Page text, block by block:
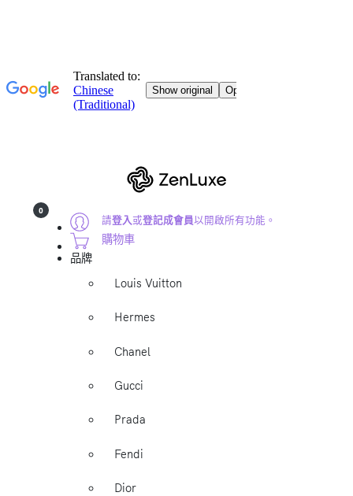
請登入或登記成會員以開啟所有功能。
0
購物車
品牌
Louis Vuitton
Hermes
Chanel
Gucci
Prada
Fendi
Dior